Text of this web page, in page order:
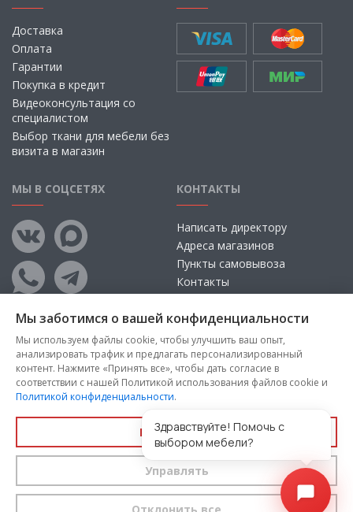
Доставка
Оплата
Гарантии
Покупка в кредит
Видеоконсультация со
специалистом
Выбор ткани для мебели без
визита в магазин
МЫ В СОЦСЕТЯХ КОНТАКТЫ
Написать директору
Адреса магазинов
Пункты самовывоза
Контакты
Copyright © 2026, ООО «100 Диванов» — Все права защищены
Администрация Сайта не несет ответственности за
размещаемые Пользователями материалы, их содержание,
качество.
политики конфиденциальностии
пользовательского соглашениякаждый раз, когда оставляете
свои данные в любой форме обратной связи на сайте
Мы заботимся о вашей конфиденциальности
Мы используем файлы cookie, чтобы улучшить ваш опыт,
анализировать трафик и предлагать персонализированный
контент. Нажмите «Принять все», чтобы дать согласие в
соответствии с нашей Политикой использования файлов cookie и
Политикой конфиденциальности.
Принять все
Управлять
Здравствуйте! Помочь с
выбором мебели?